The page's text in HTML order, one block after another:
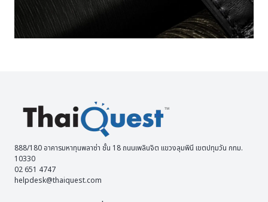
888/180 อาคารมหาทุนพลาซ่า ชั้น 18 ถนนเพลินจิต แขวงลุมพินี เขตปทุมวัน กทม.
10330
02 651 4747
helpdesk@thaiquest.com